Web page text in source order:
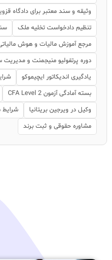
وثیقه و سند معتبر برای دادگاه
تنظیم دادخواست تخلیه ملک
مرجع آموزش مالیات و هوش
دوره پرتفولیو منیجمنت و مدیریت
یادگیری اندیکاتور ایچیموکو
بسته آمادگی آزمون CFA Level 2
وکیل در ویرجین بریتانیا
مشاوره حقوقی و ثبت برند